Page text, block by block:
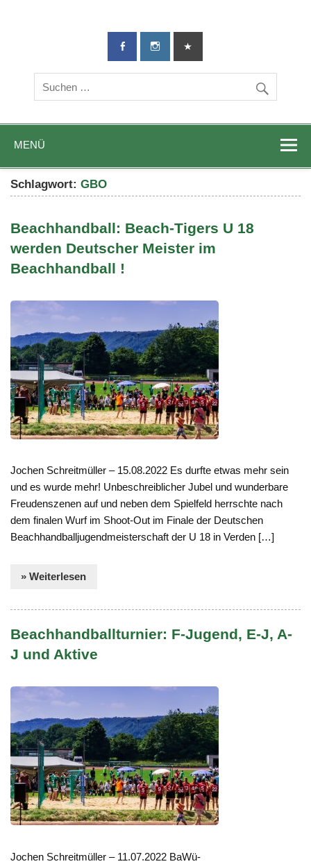
TG-Geislingen
DIE Sportadresse in Geislingen!
MENÜ
Schlagwort:GBO
Beachhandball: Beach-Tigers U 18
werden Deutscher Meister im
Beachhandball !
Jochen Schreitmüller – 15.08.2022 Es durfte etwas mehr sein
und es wurde mehr! Unbeschreiblicher Jubel und wunderbare
Freudenszenen auf und neben dem Spielfeld herrschte nach
dem finalen Wurf im Shoot-Out im Finale der Deutschen
Beachhandballjugendmeisterschaft der U 18 in Verden […]
» Weiterlesen
Beachhandballturnier: F-Jugend, E-J, A-
J und Aktive
Jochen Schreitmüller – 11.07.2022 BaWü-